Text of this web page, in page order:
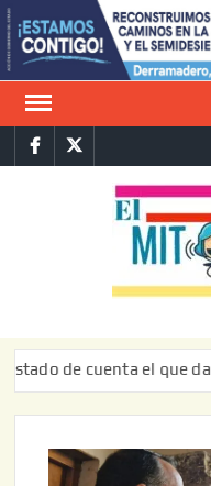
Saltar
al
contenido
FacebookTwitter
cuenta el que da el susto